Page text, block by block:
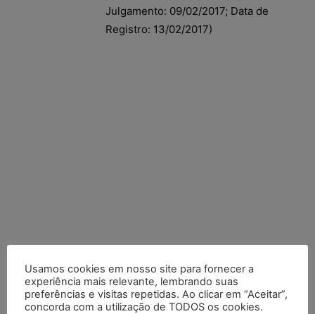
Julgamento: 09/02/2017; Data de
Registro: 13/02/2017)
Posts Recentes
Usamos cookies em nosso site para fornecer a
experiência mais relevante, lembrando suas
preferências e visitas repetidas. Ao clicar em “Aceitar”,
concorda com a utilização de TODOS os cookies.